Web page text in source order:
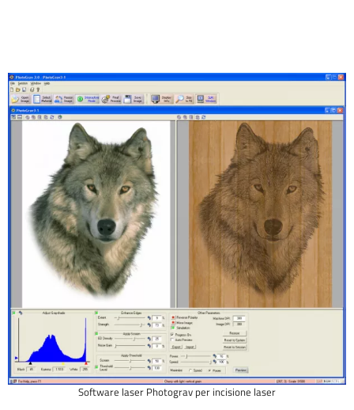
Software laser Photograv per incisione laser